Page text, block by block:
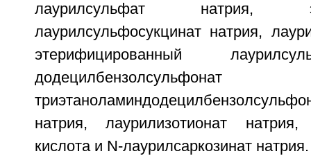
лаурилсульфат натрия,
лаурилсульфосукцинат натрия,
этерифицированный
натрия, лаурилизотионат натрия,
кислота и N-лаурилсаркозинат натрия.